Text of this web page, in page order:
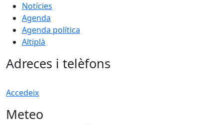
Notícies
Agenda
Agenda política
Altiplà
Adreces i telèfons
Accedeix
Meteo